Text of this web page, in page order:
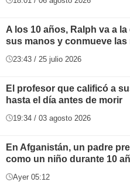
A los 10 años, Ralph va a
sus manos y conmueve las
23:43 / 25 julio 2026
El profesor que calificó a
hasta el día antes de morir
19:34 / 03 agosto 2026
En Afganistán, un padre
como un niño durante 10
Ayer 05:12